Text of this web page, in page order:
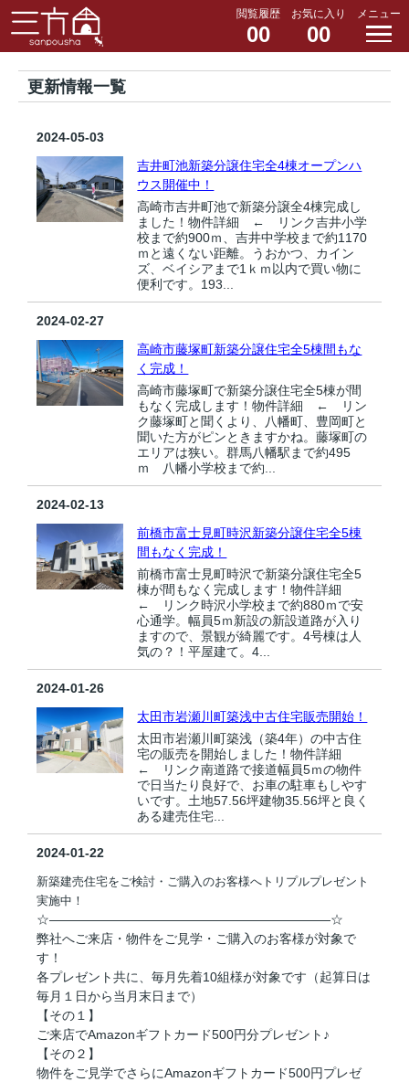
閲覧履歴
00
お気に入り
00
メニュー
更新情報一覧
2024-05-03
吉井町池新築分譲住宅全4棟オープンハ
ウス開催中！
高崎市吉井町池で新築分譲全4棟完成し
ました！物件詳細 ← リンク吉井小学
校まで約900ｍ、吉井中学校まで約1170
ｍと遠くない距離。うおかつ、カイン
ズ、ベイシアまで1ｋｍ以内で買い物に
便利です。193...
2024-02-27
高崎市藤塚町新築分譲住宅全5棟間もな
く完成！
高崎市藤塚町で新築分譲住宅全5棟が間
もなく完成します！物件詳細 ← リン
ク藤塚町と聞くより、八幡町、豊岡町と
聞いた方がピンときますかね。藤塚町の
エリアは狭い。群馬八幡駅まで約495
ｍ 八幡小学校まで約...
2024-02-13
前橋市富士見町時沢新築分譲住宅全5棟
間もなく完成！
前橋市富士見町時沢で新築分譲住宅全5
棟が間もなく完成します！物件詳細
← リンク時沢小学校まで約880ｍで安
心通学。幅員5ｍ新設の新設道路が入り
ますので、景観が綺麗です。4号棟は人
気の？！平屋建て。4...
2024-01-26
太田市岩瀬川町築浅中古住宅販売開始！
太田市岩瀬川町築浅（築4年）の中古住
宅の販売を開始しました！物件詳細
← リンク南道路で接道幅員5ｍの物件
で日当たり良好で、お車の駐車もしやす
いです。土地57.56坪建物35.56坪と良く
ある建売住宅...
2024-01-22
新築建売住宅をご検討・ご購入のお客様へトリプルプレゼント
実施中！
☆――――――――――――――――――――――☆
弊社へご来店・物件をご見学・ご購入のお客様が対象で
す！
各プレゼント共に、毎月先着10組様が対象です（起算日は
毎月１日から当月末日まで）
【その１】
ご来店でAmazonギフトカード500円分プレゼント♪
【その２】
物件をご見学でさらにAmazonギフトカード500円プレゼ